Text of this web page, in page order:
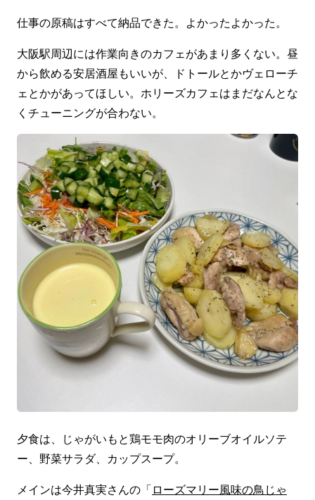
仕事の原稿はすべて納品できた。よかったよかった。
大阪駅周辺には作業向きのカフェがあまり多くない。昼
から飲める安居酒屋もいいが、ドトールとかヴェローチ
ェとかがあってほしい。ホリーズカフェはまだなんとな
くチューニングが合わない。
夕食は、じゃがいもと鶏モモ肉のオリーブオイルソテ
ー、野菜サラダ、カップスープ。
メインは今井真実さんの「ローズマリー風味の鳥じゃ